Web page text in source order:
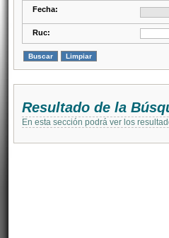
Fecha:
Ruc:
Resultado de la
En esta sección podrá ver los